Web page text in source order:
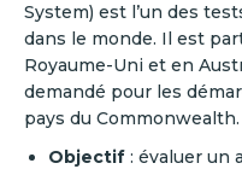
System) est l’un des
dans le monde. Il est
Royaume-Uni et en
demandé pour les
pays du Commonwealth.
Objectif : évaluer un